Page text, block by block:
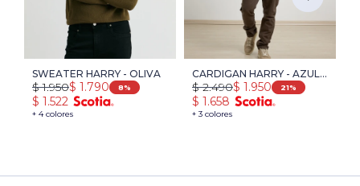
SWEATER HARRY - OLIVA
+ 4 colores
$ 1.790
$ 1.950 8
$ 1.522
CARDIGAN HARRY - AZUL
PIEDRA MELANGE
+ 3 colores
$ 1.950
$ 2.490 21
$ 1.658